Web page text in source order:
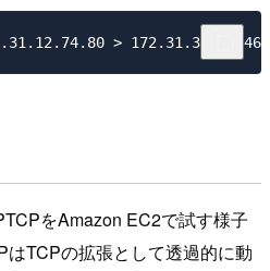
をAmazon EC2で試す様子
はTCPの拡張として透過的に動